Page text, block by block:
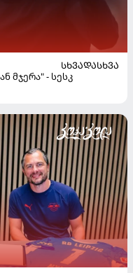
ᲡᲮᲕᲐᲓᲐᲡᲮᲕᲐ
მჯერა" - სესკ